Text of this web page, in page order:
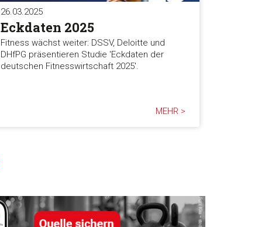
26.03.2025
Eckdaten 2025
Fitness wächst weiter: DSSV, Deloitte und
DHfPG präsentieren Studie 'Eckdaten der
deutschen Fitnesswirtschaft 2025'.
MEHR >